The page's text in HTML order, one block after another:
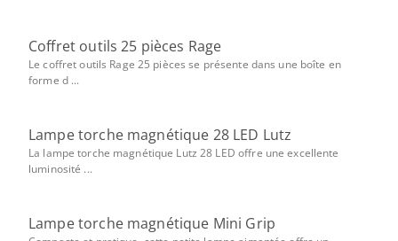
Coffret outils 25 pièces Rage
Le coffret outils Rage 25 pièces se présente dans une boîte en
forme d ...
Lampe torche magnétique 28 LED Lutz
La lampe torche magnétique Lutz 28 LED offre une excellente
luminosité ...
Lampe torche magnétique Mini Grip